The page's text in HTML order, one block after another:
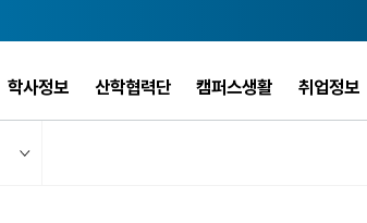
학사정보 산학협력단 캠퍼스생활 취업정보